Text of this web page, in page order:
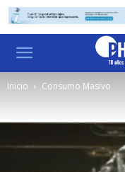
Inicio Consumo Masivo